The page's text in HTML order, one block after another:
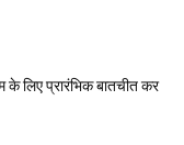
के लिए प्रारंभिक बातचीत कर